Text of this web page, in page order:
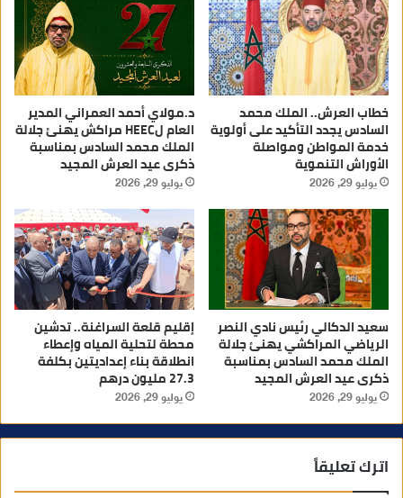
خطاب العرش.. الملك محمد
السادس يجدد التأكيد على أولوية
خدمة المواطن ومواصلة
الأوراش التنموية
يوليو 29, 2026
د.مولاي أحمد العمراني المدير
العام لHEEC مراكش يهنئ جلالة
الملك محمد السادس بمناسبة
ذكرى عيد العرش المجيد
يوليو 29, 2026
سعيد الدكالي رئيس نادي النصر
الرياضي المراكشي يهنئ جلالة
الملك محمد السادس بمناسبة
ذكرى عيد العرش المجيد
يوليو 29, 2026
إقليم قلعة السراغنة.. تدشين
محطة لتحلية المياه وإعطاء
انطلاقة بناء إعداديتين بكلفة
27.3 مليون درهم
يوليو 29, 2026
اترك تعليقاً